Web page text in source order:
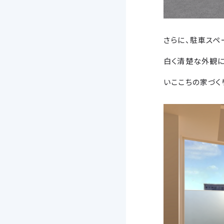
さらに、駐車ス
白く清楚な外観
いここちの家づ